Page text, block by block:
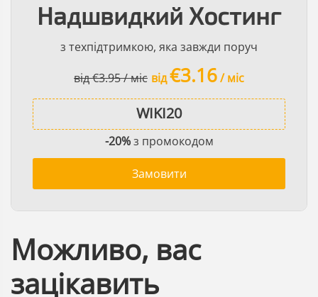
Надшвидкий Хостинг
з техпідтримкою, яка завжди поруч
від €3.95 / міс від€3.16/ міс
-20%з промокодом
Замовити
Можливо, вас
зацікавить